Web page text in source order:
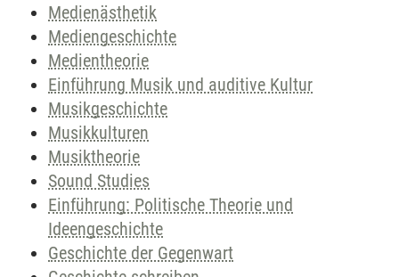
Medienästhetik
Mediengeschichte
Medientheorie
Einführung Musik und auditive Kultur
Musikgeschichte
Musikkulturen
Musiktheorie
Sound Studies
Einführung: Politische Theorie und
Ideengeschichte
Geschichte der Gegenwart